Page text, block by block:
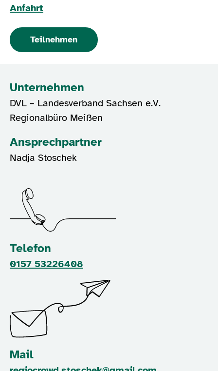
Anfahrt
Teilnehmen
Unternehmen
DVL – Landesverband Sachsen e.V.
Regionalbüro Meißen
Ansprechpartner
Nadja Stoschek
Telefon
0157 53226408
Mail